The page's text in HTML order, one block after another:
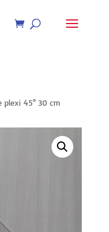
plexi 45° 30 cm